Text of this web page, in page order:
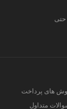
حتی
های پرداخت
متداول